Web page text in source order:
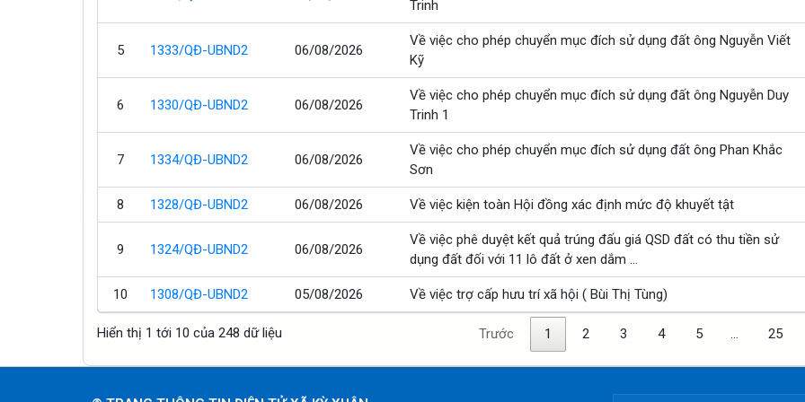
Trinh
5 1333/QĐ-UBND2 06/08/2026
Về việc cho phép chuyển mục đích sử dụng đất ông Nguyễn Viết
Kỹ
6 1330/QĐ-UBND2 06/08/2026
Về việc cho phép chuyển mục đích sử dụng đất ông Nguyễn Duy
Trinh 1
7 1334/QĐ-UBND2 06/08/2026
Về việc cho phép chuyển mục đích sử dụng đất ông Phan Khắc
Sơn
8 1328/QĐ-UBND2 06/08/2026 Về việc kiện toàn Hội đồng xác định mức độ khuyết tật
9 1324/QĐ-UBND2 06/08/2026
Về việc phê duyệt kết quả trúng đấu giá QSD đất có thu tiền sử
dụng đất đối với 11 lô đất ở xen dắm ...
10 1308/QĐ-UBND2 05/08/2026 Về việc trợ cấp hưu trí xã hội ( Bùi Thị Tùng)
Hiển thị 1 tới 10 của 248 dữ liệu Trước 1 2 3 4 5 … 25